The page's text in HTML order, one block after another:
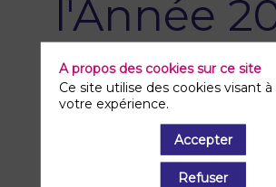
l'Année
& remise
prix
|16:30-17:00
A propos des cookies sur ce site
Ce site utilise des cookies visant
votre expérience.
Accepter
Refuser